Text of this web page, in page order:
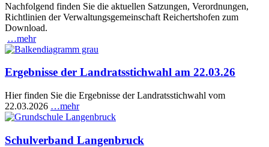
Nachfolgend finden Sie die aktuellen Satzungen, Verordnungen,
Richtlinien der Verwaltungsgemeinschaft Reichertshofen zum
Download.
…mehr
Ergebnisse der Landratsstichwahl am 22.03.26
Hier finden Sie die Ergebnisse der Landratsstichwahl vom
22.03.2026 …mehr
Schulverband Langenbruck